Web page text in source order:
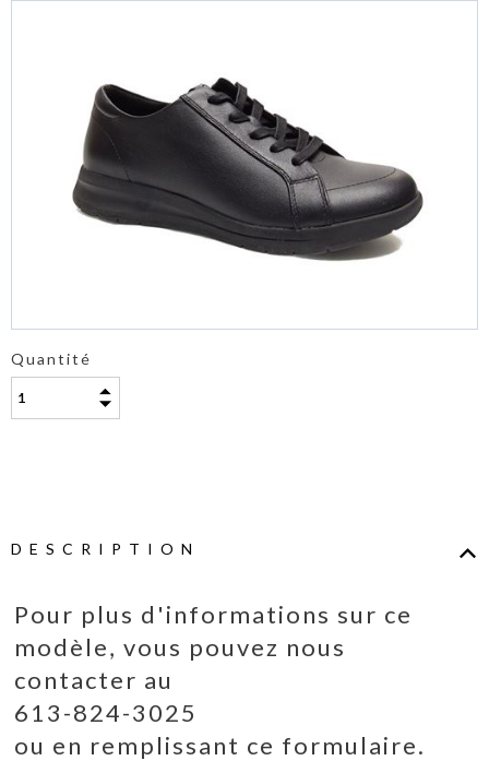
Quantité
DESCRIPTION
Pour plus d'informations sur ce
modèle, vous pouvez nous
contacter au
613-824-3025
ou en remplissant ce formulaire.